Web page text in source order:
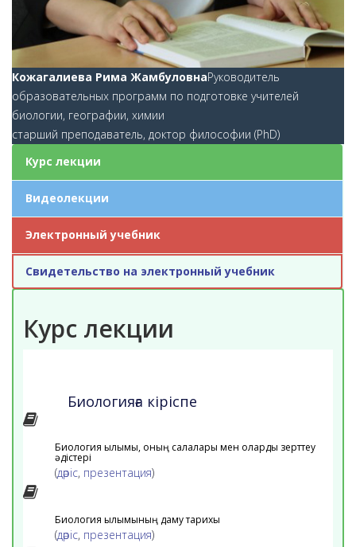
Кожагалиева Рима ЖамбуловнаРуководитель
образовательных программ по подготовке учителей
биологии, географии, химии
старший преподаватель, доктор философии (PhD)
Курс лекции
Видеолекции
Электронный учебник
Свидетельство на электронный учебник
Курс лекции
Биологияға кіріспе
Биология ғылымы, оның салалары мен оларды зерттеу
әдістері
(дәріс, презентация)
Биология ғылымының даму тарихы
(дәріс, презентация)